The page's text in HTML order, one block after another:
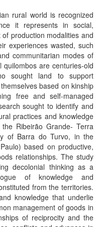
rural world is recognized
it represents in social,
production modalities and
experiences wasted, such
communitarian modes of
are centuries-old
sought land to support
based on kinship
free and self-managed
sought to identify and
practices and knowledge
Ribeirão Grande- Terra
of Barra do Turvo, in the
based on productive,
relationships. The study
decolonial thinking as a
of knowledge and
from the territories.
knowledge that underlie
management of goods in
of reciprocity and the